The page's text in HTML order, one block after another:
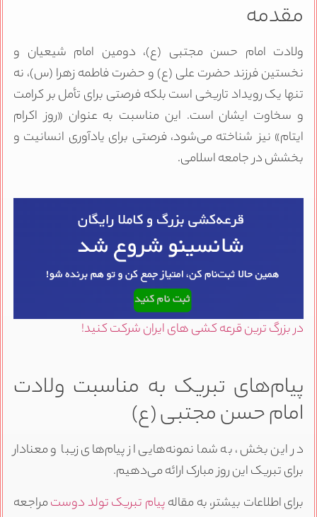
مقدمه
ولادت امام حسن مجتبی (ع)، دومین امام شیعیان و
نخستین فرزند حضرت علی (ع) و حضرت فاطمه زهرا (س)، نه
تنها یک رویداد تاریخی است بلکه فرصتی برای تأمل بر کرامت
و سخاوت ایشان است. این مناسبت به عنوان «روز اکرام
ایتام» نیز شناخته می‌شود، فرصتی برای یادآوری انسانیت و
بخشش در جامعه اسلامی.
در بزرگ ترین قرعه کشی های ایران شرکت کنید!
پیام‌های تبریک به مناسبت ولادت
امام حسن مجتبی (ع)
در این بخش، به شما نمونه‌هایی از پیام‌های زیبا و معنادار
برای تبریک این روز مبارک ارائه می‌دهیم.
برای اطلاعات بیشتر، به مقالهپیام تبریک تولد دوستمراجعه